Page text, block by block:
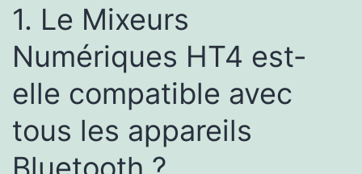
1. Le Mixeurs
Numériques HT4 est-
elle compatible avec
tous les appareils